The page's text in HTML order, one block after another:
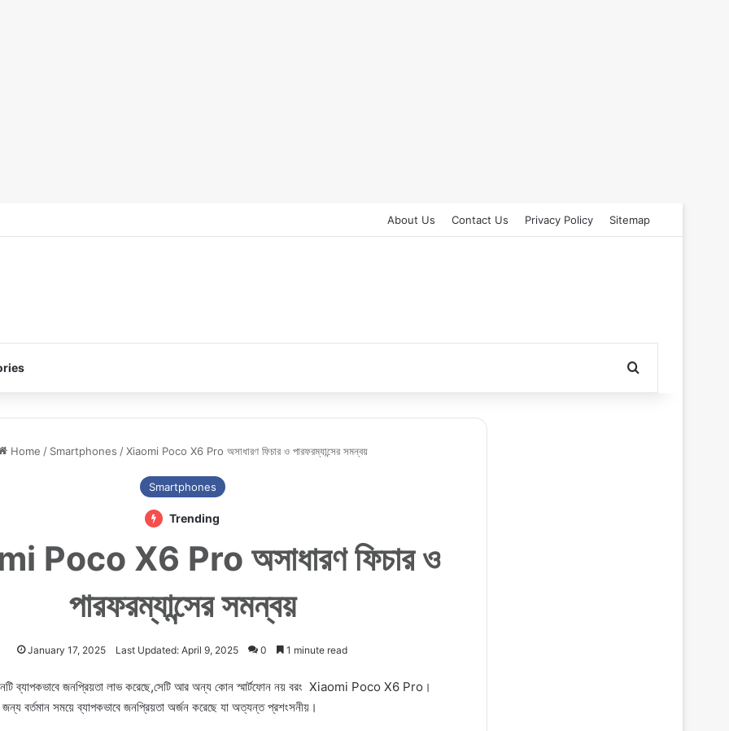
About Us Contact Us Privacy Policy Sitemap
Home / Smartphones / Xiaomi Poco X6 Pro অসাধারণ ফিচার ও পারফরম্যান্সের সমন্বয়
Smartphones
Trending
Poco X6 Pro অসাধারণ ফিচার ও
পারফরম্যান্সের সমন্বয়
January 17, 2025 Last Updated: April 9, 2025 0 1 minute read
ব্যাপকভাবে জনপ্রিয়তা লাভ করেছে,সেটি আর অন্য কোন স্মার্টফোন নয় বরং Xiaomi Poco X6 Pro।
জন্য বর্তমান সময়ে ব্যাপকভাবে জনপ্রিয়তা অর্জন করেছে যা অত্যন্ত প্রশংসনীয়।